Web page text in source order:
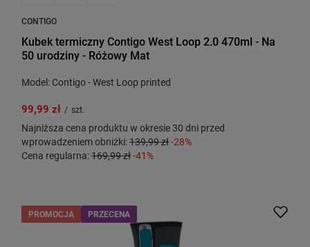
CONTIGO
Kubek termiczny Contigo West Loop 2.0 470ml - Na
50 urodziny - Różowy Mat
Model: Contigo - West Loop printed
99,99 zł / szt.
Najniższa cena produktu w okresie 30 dni przed
wprowadzeniem obniżki:139,99 zł-28%
Cena regularna:169,99 zł-41%
PROMOCJA PRZECENA